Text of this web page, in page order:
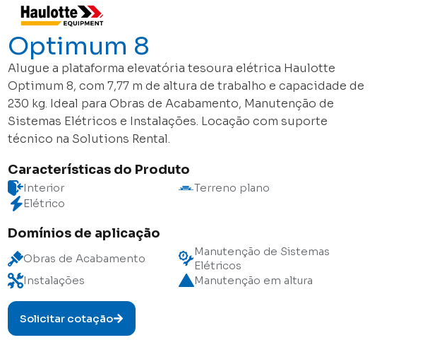
Optimum 8
Alugue a plataforma elevatória tesoura elétrica Haulotte
Optimum 8, com 7,77 m de altura de trabalho e capacidade de
230 kg. Ideal para Obras de Acabamento, Manutenção de
Sistemas Elétricos e Instalações. Locação com suporte
técnico na Solutions Rental.
Características do Produto
Interior
Terreno plano
Elétrico
Domínios de aplicação
Obras de Acabamento
Manutenção de Sistemas
Elétricos
Instalações
Manutenção em altura
Solicitar cotação